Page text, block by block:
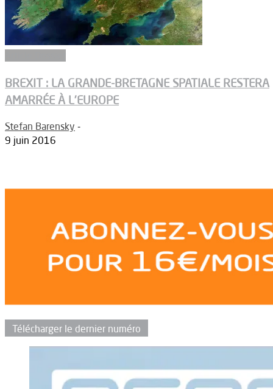
BREXIT : LA GRANDE-BRETAGNE SPATIALE RESTERA
AMARRÉE À L’EUROPE
Stefan Barensky -
9 juin 2016
Télécharger le dernier numéro